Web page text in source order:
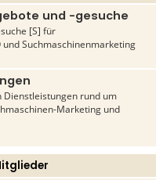
und -gesuche
[S] für
Suchmaschinenmarketing
Dienstleistungen rund um
Marketing und